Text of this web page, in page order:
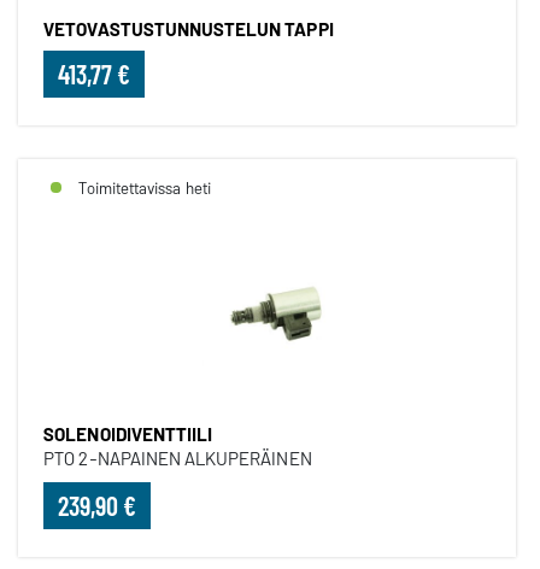
VETOVASTUSTUNNUSTELUN TAPPI
413,77 €
Toimitettavissa heti
SOLENOIDIVENTTIILI
PTO 2-NAPAINEN ALKUPERÄINEN
239,90 €